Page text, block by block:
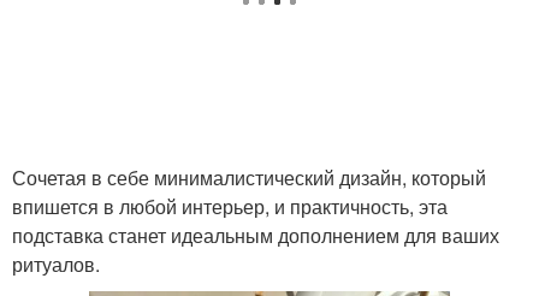
Сочетая в себе минималистический дизайн, который
впишется в любой интерьер, и практичность, эта
подставка станет идеальным дополнением для ваших
ритуалов.